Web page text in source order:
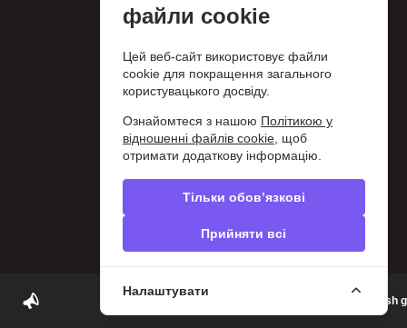
Play poker in Greece | ΟΦΙΤΕΧ Poker Clubs | Cash
файли cookie
Цей веб-сайт використовує файли
cookie для покращення загального
користувацького досвіду.
Ознайомтеся з нашою Політикою у
відношенні файлів cookie, щоб
отримати додаткову інформацію.
Тільки обов’язкові
Прийняти всі
Налаштувати